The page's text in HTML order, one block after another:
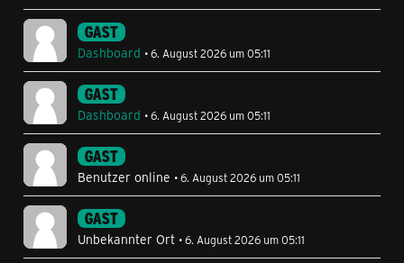
GAST
Dashboard 6. August 2026 um 05:11
GAST
Dashboard 6. August 2026 um 05:11
GAST
Benutzer online 6. August 2026 um 05:11
GAST
Unbekannter Ort 6. August 2026 um 05:11